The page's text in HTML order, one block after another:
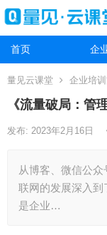
首页 企
量见云课堂 企业培
《流量破局：管
发布: 2023年2月16日
从博客、微信公
联网的发展深入
是企业…